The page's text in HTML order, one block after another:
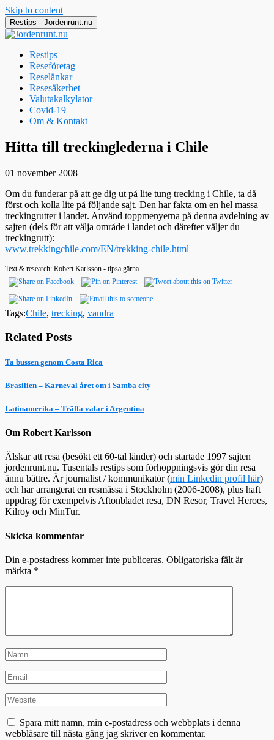
Skip to content
Restips - Jordenrunt.nu
Restips
Reseföretag
Reselänkar
Resesäkerhet
Valutakalkylator
Covid-19
Om & Kontakt
Jordenrunt.nu
Tusen Restips från hela världen
Hitta till treckinglederna i Chile
01 november 2008
Om du funderar på att ge dig ut på lite tung trecking i Chile, ta då
först och kolla lite på följande sajt. Den har fakta om en hel massa
treckingrutter i landet. Använd toppmenyerna på denna avdelning av
sajten (dels för att välja område i landet och därefter väljer du
treckingrutt):
www.trekkingchile.com/EN/trekking-chile.html
Text & research: Robert Karlsson - tipsa gärna...
Tags:Chile, trecking, vandra
Related Posts
Ta bussen genom Costa Rica
Brasilien – Karneval året om i Samba city
Latinamerika – Träffa valar i Argentina
Om Robert Karlsson
Älskar att resa (besökt ett 60-tal länder) och startade 1997 sajten
jordenrunt.nu. Tusentals restips som förhoppningsvis gör din resa
ännu bättre. Är journalist / kommunikatör (min Linkedin profil här)
och har arrangerat en resmässa i Stockholm (2006-2008), plus haft
uppdrag för exempelvis Aftonbladet resa, DN Resor, Travel Heroes,
Kilroy och MinTur.
Skicka kommentar
Din e-postadress kommer inte publiceras. Obligatoriska fält är
märkta *
Spara mitt namn, min e-postadress och webbplats i denna
webbläsare till nästa gång jag skriver en kommentar.